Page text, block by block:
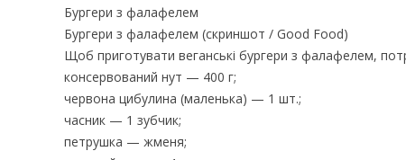
Бургери з фалафелем
Бургери з фалафелем (скриншот / Good Food)
Щоб приготувати веганські бургери з фалафелем,
консервований нут — 400 г;
червона цибулина (маленька) — 1 шт.;
часник — 1 зубчик;
петрушка — жменя;